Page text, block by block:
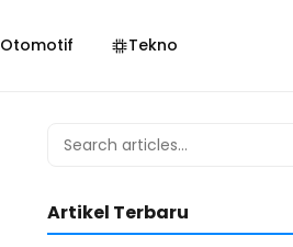
Otomotif Tekno
Search
Artikel Terbaru